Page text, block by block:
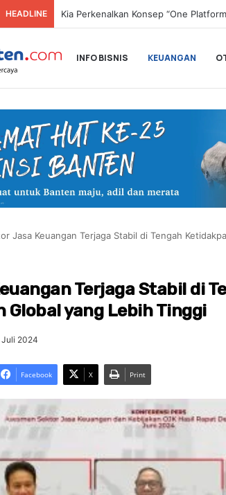
HEADLINE
INFO BISNIS KEUANGAN
Jasa Keuangan Terjaga Stabil di Tengah
Terjaga Stabil di
Global yang Lebih Tinggi
Juli 2024
Facebook X Print